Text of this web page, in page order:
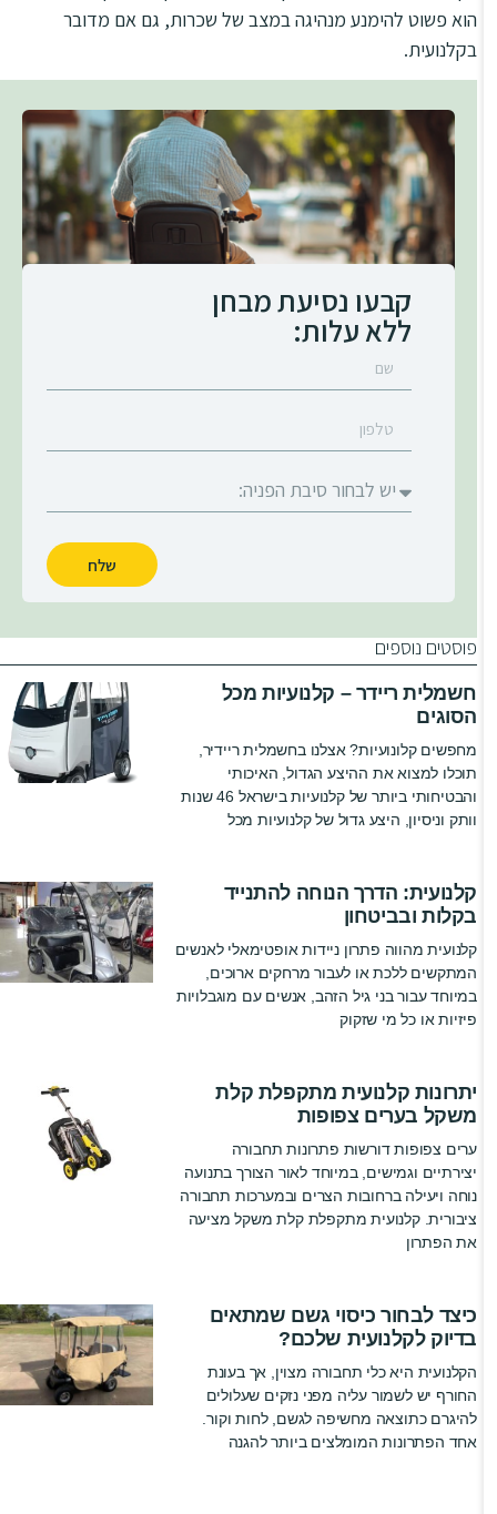
הוא פשוט להימנע מנהיגה במצב של שכרות, גם אם מדובר
בקלנועית.
קבעו נסיעת מבחן
ללא עלות:
שלח
פוסטים נוספים
חשמלית ריידר – קלנועיות מכל
הסוגים
מחפשים קלונועיות? אצלנו בחשמלית ריידיר,
תוכלו למצוא את ההיצע הגדול, האיכותי
והבטיחותי ביותר של קלנועיות בישראל 46 שנות
וותק וניסיון, היצע גדול של קלנועיות מכל
קלנועית: הדרך הנוחה להתנייד
בקלות ובביטחון
קלנועית מהווה פתרון ניידות אופטימאלי לאנשים
המתקשים ללכת או לעבור מרחקים ארוכים,
במיוחד עבור בני גיל הזהב, אנשים עם מוגבלויות
פיזיות או כל מי שזקוק
יתרונות קלנועית מתקפלת קלת
משקל בערים צפופות
ערים צפופות דורשות פתרונות תחבורה
יצירתיים וגמישים, במיוחד לאור הצורך בתנועה
נוחה ויעילה ברחובות הצרים ובמערכות תחבורה
ציבורית. קלנועית מתקפלת קלת משקל מציעה
את הפתרון
כיצד לבחור כיסוי גשם שמתאים
בדיוק לקלנועית שלכם?
הקלנועית היא כלי תחבורה מצוין, אך בעונת
החורף יש לשמור עליה מפני נזקים שעלולים
להיגרם כתוצאה מחשיפה לגשם, לחות וקור.
אחד הפתרונות המומלצים ביותר להגנה